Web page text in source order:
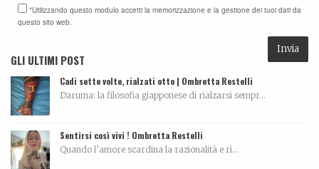
*Utilizzando questo modulo accetti la memorizzazione e la gestione dei tuoi dati da
questo sito web.
GLI ULTIMI POST
Cadi sette volte, rialzati otto | Ombretta Restelli
Daruma: la filosofia giapponese di rialzarsi sempr...
Sentirsi così vivi ! Ombretta Restelli
Quando l’amore scardina la razionalità e ri...